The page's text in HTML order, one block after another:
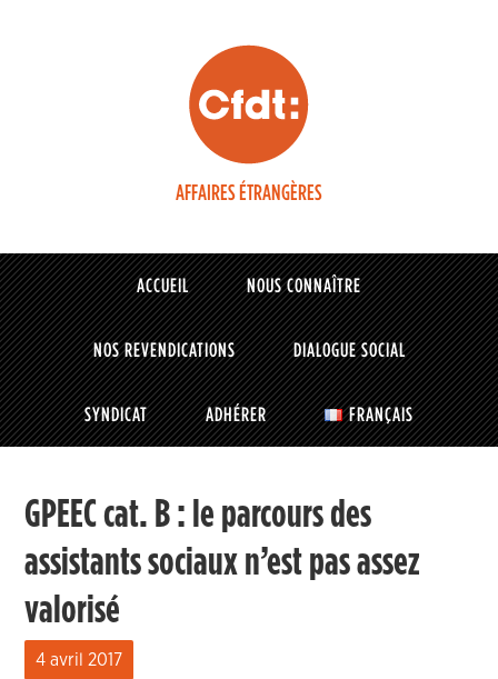
AFFAIRES ÉTRANGÈRES
ACCUEIL NOUS CONNAÎTRE
NOS REVENDICATIONS DIALOGUE SOCIAL
SYNDICAT ADHÉRER FRANÇAIS
GPEEC cat. B : le parcours des
assistants sociaux n’est pas assez
valorisé
4 avril 2017